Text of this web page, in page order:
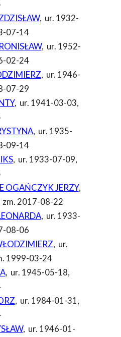
, ur. 1932-
07-14
, ur. 1952-
02-24
, ur. 1946-
07-29
, ur. 1941-03-03,
, ur. 1935-
09-14
, ur. 1933-07-09,
OGAŃCZYK JERZY,
zm. 2017-08-22
, ur. 1933-
08-06
, ur.
1999-03-24
, ur. 1945-05-18,
, ur. 1984-01-31,
, ur. 1946-01-